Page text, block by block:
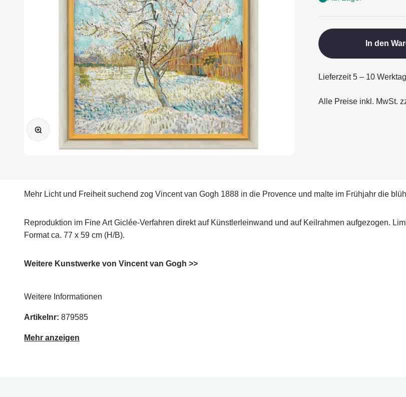
Bild vergrößern
In den
Lieferzeit 5 – 10
Alle Preise inkl. MwSt.
Mehr Licht und Freiheit suchend zog Vincent van Gogh 1888 in die Provence und malte im Frühjahr die
Reproduktion im Fine Art Giclée-Verfahren direkt auf Künstlerleinwand und auf Keilrahmen aufgezogen.
Format ca. 77 x 59 cm (H/B).
Weitere Kunstwerke von Vincent van Gogh >>
Weitere Informationen
Artikelnr: 879585
Mehr anzeigen